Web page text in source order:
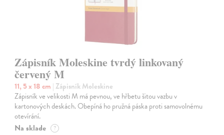
Zápisník Moleskine tvrdý linkovaný
červený M
11, 5 x 18 cm | Zápisník Moleskine
Zápisník ve velikosti M má pevnou, ve hřbetu šitou vazbu v
kartonových deskách. Obepíná ho pružná páska proti samovolnému
otevírání.
Na sklade ?